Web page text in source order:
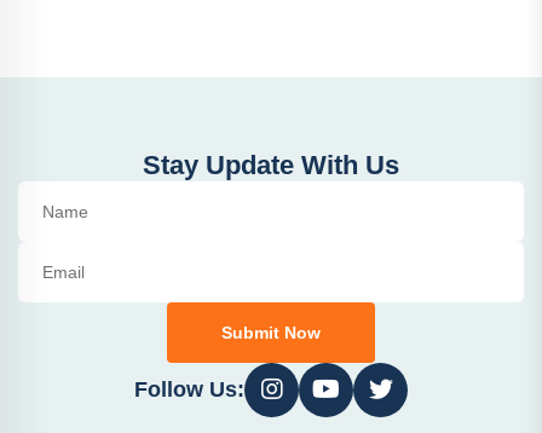
Stay Update With Us
Submit Now
Follow Us: